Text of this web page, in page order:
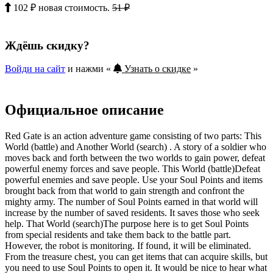
102 ₽ новая стоимость. 51 ₽
Ждёшь скидку?
Войди на сайт и нажми « Узнать о скидке »
Официальное описание
Red Gate is an action adventure game consisting of two parts: This
World (battle) and Another World (search) . A story of a soldier who
moves back and forth between the two worlds to gain power, defeat
powerful enemy forces and save people. This World (battle)Defeat
powerful enemies and save people. Use your Soul Points and items
brought back from that world to gain strength and confront the
mighty army. The number of Soul Points earned in that world will
increase by the number of saved residents. It saves those who seek
help. That World (search)The purpose here is to get Soul Points
from special residents and take them back to the battle part.
However, the robot is monitoring. If found, it will be eliminated.
From the treasure chest, you can get items that can acquire skills, but
you need to use Soul Points to open it. It would be nice to hear what